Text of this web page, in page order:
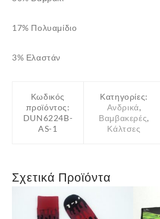
17% Πολυαμίδιο
3% Ελαστάν
Κωδικός
προϊόντος:
DUN6224B-
AS-1
Κατηγορίες:
Ανδρικά,
Βαμβακερές,
Κάλτσες
Σχετικά Προϊόντα